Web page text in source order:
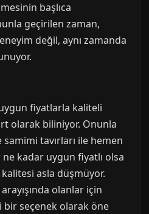
başlıca
geçirilen zaman,
değil, aynı zamanda
fiyatlarla kaliteli
olarak biliniyor. Onunla
samimi tavırları ile hemen
ne kadar uygun fiyatlı olsa
asla düşmüyor.
olanlar için
bir seçenek olarak öne